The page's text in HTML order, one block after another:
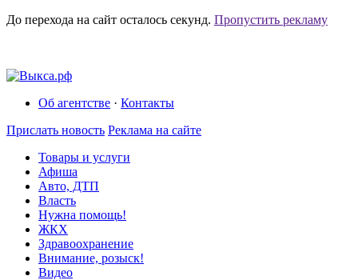
До перехода на сайт осталось секунд. Пропустить рекламу
Об агентстве · Контакты
Прислать новость Реклама на сайте
Товары и услуги
Афиша
Авто, ДТП
Власть
Нужна помощь!
ЖКХ
Здравоохранение
Внимание, розыск!
Видео